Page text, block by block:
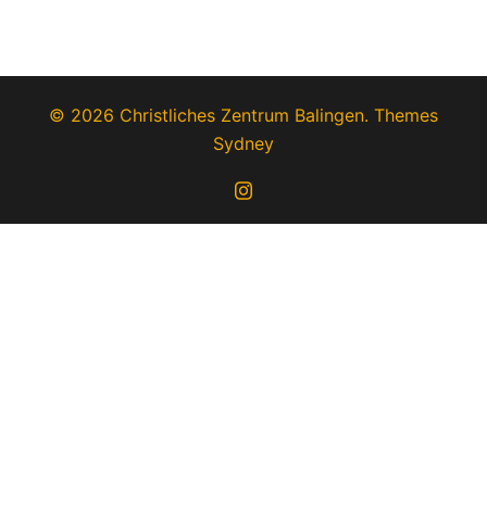
© 2026 Christliches Zentrum Balingen. Themes
Sydney